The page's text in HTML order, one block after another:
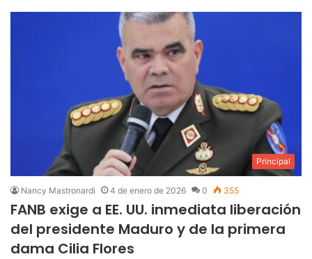
Principal
Nancy Mastronardi 4 de enero de 2026 0 355
FANB exige a EE. UU. inmediata liberación
del presidente Maduro y de la primera
dama Cilia Flores